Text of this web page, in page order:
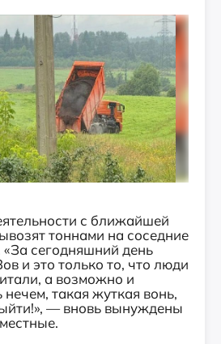
с ближайшей
тоннами на соседние
«За сегодняшний день
и это только то, что люди
а возможно и
такая жуткая вонь,
— вновь вынуждены